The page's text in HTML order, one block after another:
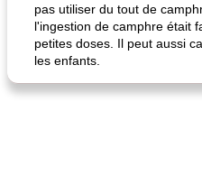
pas utiliser du tout de
l'ingestion de camphre était
petites doses. Il peut aussi
les enfants.